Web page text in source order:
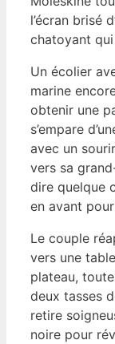
l’écran brisé
chatoyant
Un écolier
marine
obtenir une
s’empare
avec un
vers sa
dire quelque
en avant
Le couple
vers une
plateau,
deux tasses
retire
noire pour